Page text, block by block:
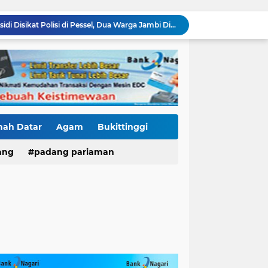
2.990 Liter Bio Solar Subsidi Disikat Polisi di Pessel, Dua Warga Jambi Diciduk
Kasus Fort De Kock Makin Berlapis, Laporan Balasan Kasat Pol PP Disorot: Upaya Penegakan Hukum atau Pengalihan Isu?
Tender Dua Jembatan Gantung Pessel Diselimuti Tanda Tanya, Gangguan Sistem atau Permainan di Balik Layar?
Sebulan Berlalu, Papan Nama Kantor Satker PJN Wilayah II Sumbar Masih Tak Terpasang
Pawai Telong-Telong: Ketika Jejak Perjuangan Bergeser Menjadi Panggung Perayaan
Residivis Tiga Kali Keluar Masuk Penjara Kembali Edarkan Sabu, Polresta Bukittinggi Sita 62 Paket Siap Edar
KKN Sistemik atau Maladministrasi? Misteri "Dikorbankannya" SDN 26 ATT Menguji Transparansi Pemkot Padang
Datar Agam Bukittinggi
padang pariaman